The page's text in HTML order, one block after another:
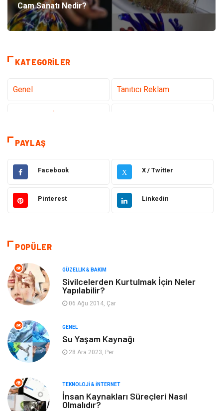
Cam Sanatı Nedir?
KATEGORILER
Genel Tanıtıcı Reklam
Eğitim & Kariyer
Gündem Hukuk
Moda Sağlıklı Yaşam
Bilgisayar & Yazılım
Makine
Giyim
Yeme & İçme
Keyif & Hobi Organizasyon
Gayrimenkul Spor
PAYLAŞ
Facebook X X / Twitter
Pinterest Linkedin
POPÜLER
GÜZELLIK & BAKIM
Sivilcelerden Kurtulmak İçin Neler
Yapılabilir?
06 Ağu 2014, Çar
GENEL
Su Yaşam Kaynağı
28 Ara 2023, Per
TEKNOLOJI & İNTERNET
İnsan Kaynakları Süreçleri Nasıl
Olmalıdır?